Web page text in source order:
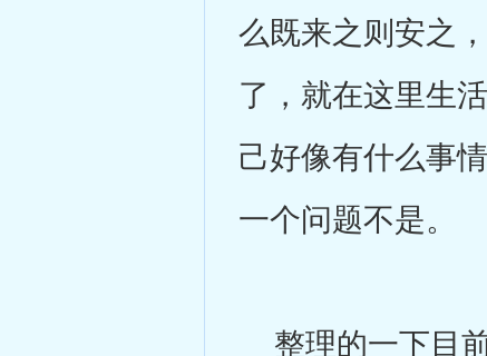
么既来之则安之
了，就在这里生
己好像有什么事
一个问题不是。
整理的一下目